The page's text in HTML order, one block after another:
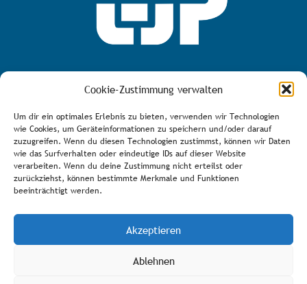
Cookie-Zustimmung verwalten
Um dir ein optimales Erlebnis zu bieten, verwenden wir Technologien
wie Cookies, um Geräteinformationen zu speichern und/oder darauf
zuzugreifen. Wenn du diesen Technologien zustimmst, können wir Daten
wie das Surfverhalten oder eindeutige IDs auf dieser Website
verarbeiten. Wenn du deine Zustimmung nicht erteilst oder
zurückziehst, können bestimmte Merkmale und Funktionen
beeinträchtigt werden.
Akzeptieren
Ablehnen
MEHR ÜBER DEN TJP E.V.
AGB
Bürozeiten
Impressum
DSVGO